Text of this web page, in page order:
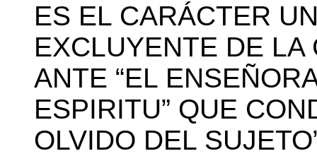
ES EL CARÁCTER
EXCLUYENTE DE LA
ANTE “EL
ESPIRITU” QUE
OLVIDO DEL